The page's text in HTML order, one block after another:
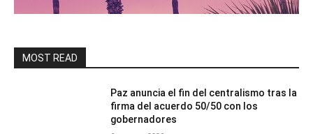
MOST READ
Paz anuncia el fin del centralismo tras la
firma del acuerdo 50/50 con los
gobernadores